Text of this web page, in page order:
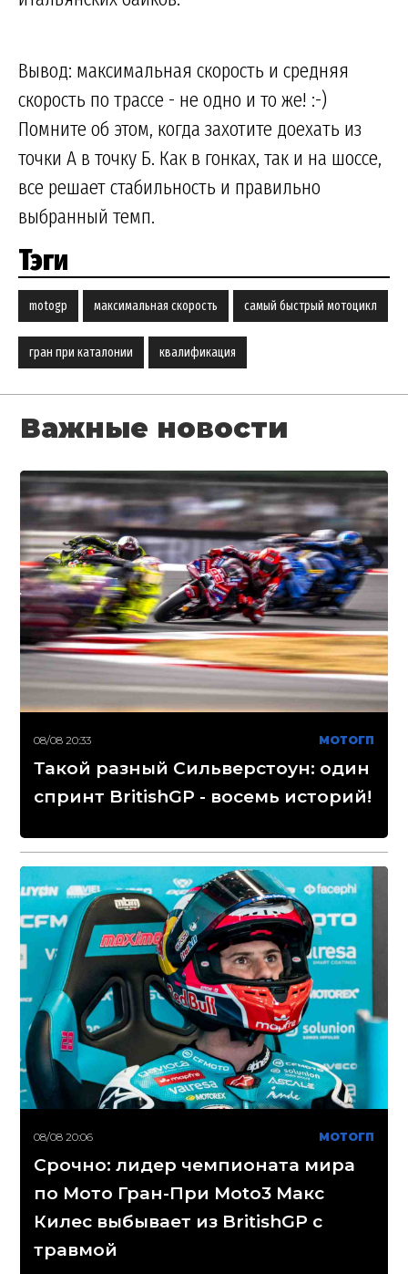
Вывод: максимальная скорость и средняя
скорость по трассе - не одно и то же! :-)
Помните об этом, когда захотите доехать из
точки А в точку Б. Как в гонках, так и на шоссе,
все решает стабильность и правильно
выбранный темп.
Тэги
motogp максимальная скорость самый быстрый мотоцикл
гран при каталонии квалификация
Важные новости
08/08 20:33 МОТОГП
Такой разный Сильверстоун: один
спринт BritishGP - восемь историй!
08/08 20:06 МОТОГП
Срочно: лидер чемпионата мира
по Мото Гран-При Moto3 Макс
Килес выбывает из BritishGP с
травмой